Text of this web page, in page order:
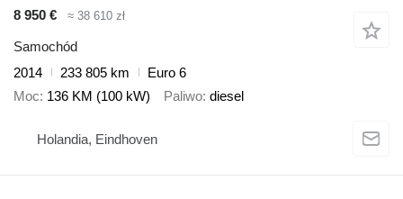
8 950 €
≈ 38 610 zł
Samochód
2014
233 805 km
Euro 6
Moc 136 KM (100 kW) Paliwo diesel
Holandia, Eindhoven